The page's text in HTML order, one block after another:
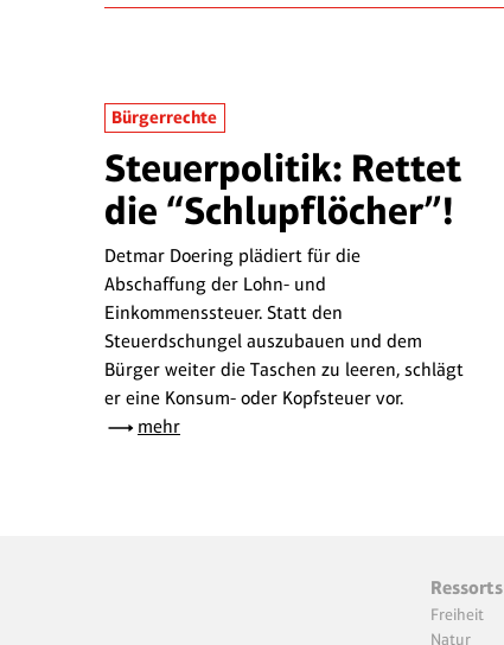
Bürgerrechte
Steuerpolitik: Rettet
die “Schlupflöcher”!
Detmar Doering plädiert für die
Abschaffung der Lohn- und
Einkommenssteuer. Statt den
Steuerdschungel auszubauen und dem
Bürger weiter die Taschen zu leeren, schlägt
er eine Konsum- oder Kopfsteuer vor.
mehr
Ressorts
Freiheit
Natur